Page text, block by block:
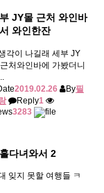
JY몰 근처 와인바
와인한잔
각이 나길래 세부 JY
처와인바에 가봤더니
2019.02.26 By필
Reply1
3283
다녀와서 2
잊지 못할 여행들 ㅋ